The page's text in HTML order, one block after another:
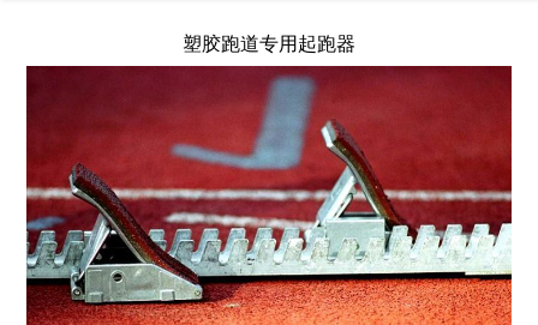
塑胶跑道专用起跑器